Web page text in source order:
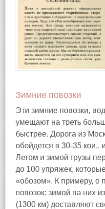
Зимние повозки
Эти зимние повозки,
умещают на треть
быстрее. Дорога из
обойдется в 30-35 кои.,
Летом и зимой грузы
до 100 упряжек,
«обозом». К примеру, о
повозок: зимой па них
(1300 км) доставляют